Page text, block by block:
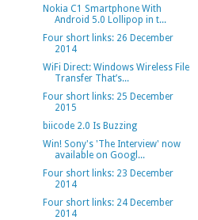
Nokia C1 Smartphone With
Android 5.0 Lollipop in t...
Four short links: 26 December
2014
WiFi Direct: Windows Wireless File
Transfer That’s...
Four short links: 25 December
2015
biicode 2.0 Is Buzzing
Win! Sony's 'The Interview' now
available on Googl...
Four short links: 23 December
2014
Four short links: 24 December
2014